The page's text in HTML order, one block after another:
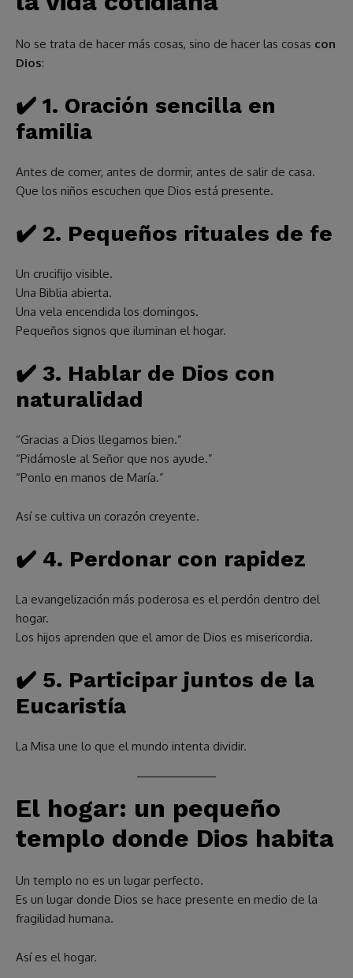
No se trata de hacer más cosas, sino de hacer las cosas con
Dios:
✔️ 1. Oración sencilla en
familia
Antes de comer, antes de dormir, antes de salir de casa.
Que los niños escuchen que Dios está presente.
✔️ 2. Pequeños rituales de fe
Un crucifijo visible.
Una Biblia abierta.
Una vela encendida los domingos.
Pequeños signos que iluminan el hogar.
✔️ 3. Hablar de Dios con
naturalidad
“Gracias a Dios llegamos bien.”
“Pidámosle al Señor que nos ayude.”
“Ponlo en manos de María.”
Así se cultiva un corazón creyente.
✔️ 4. Perdonar con rapidez
La evangelización más poderosa es el perdón dentro del
hogar.
Los hijos aprenden que el amor de Dios es misericordia.
✔️ 5. Participar juntos de la
Eucaristía
La Misa une lo que el mundo intenta dividir.
El hogar: un pequeño
templo donde Dios habita
Un templo no es un lugar perfecto.
Es un lugar donde Dios se hace presente en medio de la
fragilidad humana.
Así es el hogar.